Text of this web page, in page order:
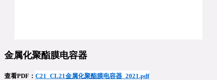
金属化聚酯膜电容器
查看PDF： C21_CL21金属化聚酯膜电容器_2021.pdf